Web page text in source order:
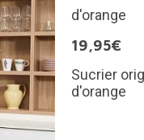
19,95€
Sucrier
d'orange